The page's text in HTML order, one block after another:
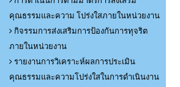
คุณธรรมและความ โปร่งใสภายในหน่วยงาน
กิจรรมการส่งเสริมการป้องกันการทุจริต
ภายในหน่วยงาน
รายงานการวิเคราะห์ผลการประเมิน
คุณธรรมและความโปร่งใสในการดำเนินงาน